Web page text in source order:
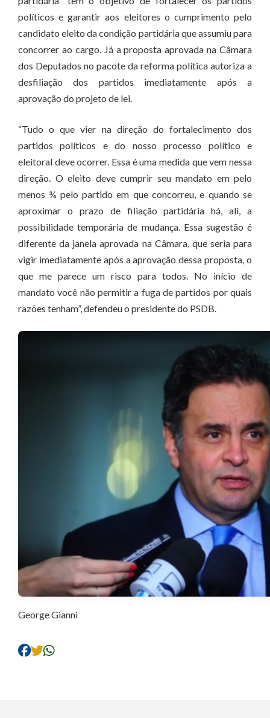
políticos e garantir aos eleitores o cumprimento pelo
candidato eleito da condição partidária que assumiu para
concorrer ao cargo. Já a proposta aprovada na Câmara
dos Deputados no pacote da reforma política autoriza a
desfiliação dos partidos imediatamente após a
aprovação do projeto de lei.
“Tudo o que vier na direção do fortalecimento dos
partidos políticos e do nosso processo político e
eleitoral deve ocorrer. Essa é uma medida que vem nessa
direção. O eleito deve cumprir seu mandato em pelo
menos ¾ pelo partido em que concorreu, e quando se
aproximar o prazo de filiação partidária há, ali, a
possibilidade temporária de mudança. Essa sugestão é
diferente da janela aprovada na Câmara, que seria para
vigir imediatamente após a aprovação dessa proposta, o
que me parece um risco para todos. No início de
mandato você não permitir a fuga de partidos por quais
razões tenham”, defendeu o presidente do PSDB.
George Gianni